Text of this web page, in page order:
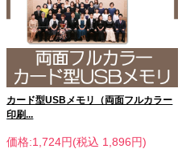
カード型USBメモリ（両面フルカラー
印刷...
価格:1,724円(税込 1,896円)